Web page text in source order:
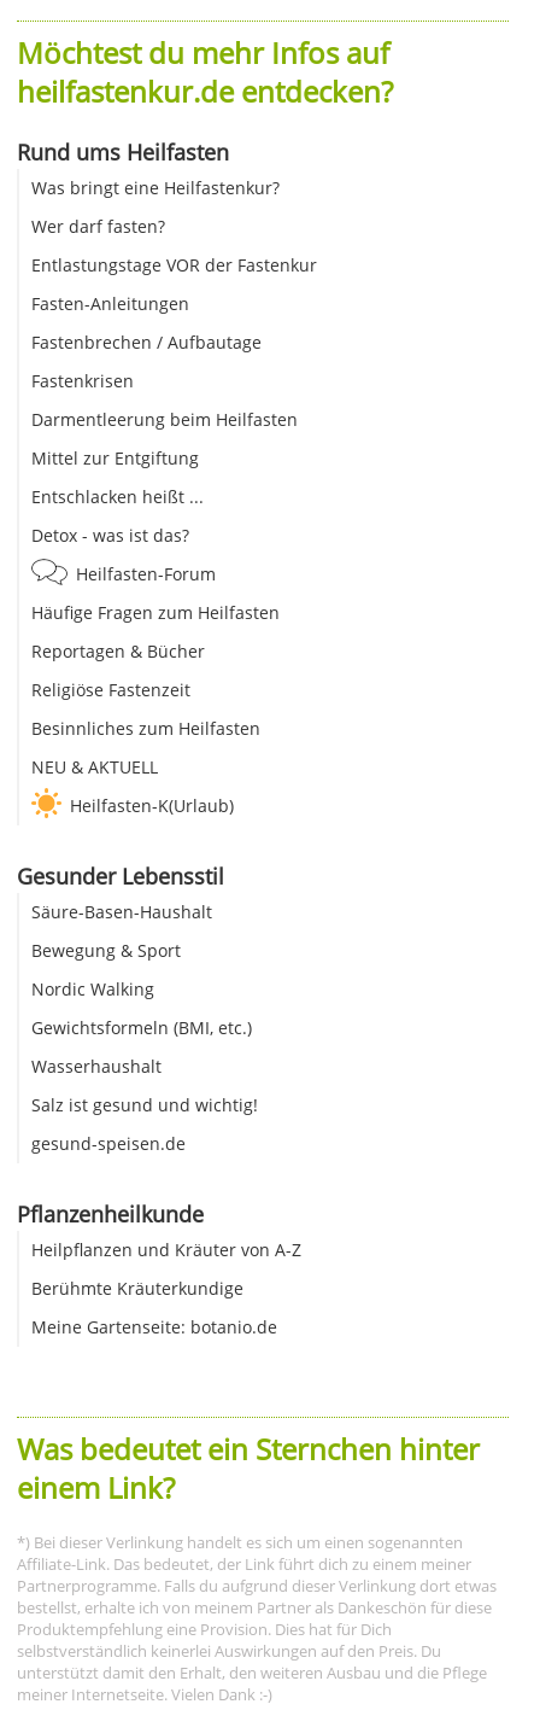
Möchtest du mehr Infos auf
heilfastenkur.de entdecken?
Rund ums Heilfasten
Was bringt eine Heilfastenkur?
Wer darf fasten?
Entlastungstage VOR der Fastenkur
Fasten-Anleitungen
Fastenbrechen / Aufbautage
Fastenkrisen
Darmentleerung beim Heilfasten
Mittel zur Entgiftung
Entschlacken heißt ...
Detox - was ist das?
Heilfasten-Forum
Häufige Fragen zum Heilfasten
Reportagen & Bücher
Religiöse Fastenzeit
Besinnliches zum Heilfasten
NEU & AKTUELL
Heilfasten-K(Urlaub)
Gesunder Lebensstil
Säure-Basen-Haushalt
Bewegung & Sport
Nordic Walking
Gewichtsformeln (BMI, etc.)
Wasserhaushalt
Salz ist gesund und wichtig!
gesund-speisen.de
Pflanzenheilkunde
Heilpflanzen und Kräuter von A-Z
Berühmte Kräuterkundige
Meine Gartenseite: botanio.de
Was bedeutet ein Sternchen hinter
einem Link?
*) Bei dieser Verlinkung handelt es sich um einen sogenannten
Affiliate-Link. Das bedeutet, der Link führt dich zu einem meiner
Partnerprogramme. Falls du aufgrund dieser Verlinkung dort etwas
bestellst, erhalte ich von meinem Partner als Dankeschön für diese
Produktempfehlung eine Provision. Dies hat für Dich
selbstverständlich keinerlei Auswirkungen auf den Preis. Du
unterstützt damit den Erhalt, den weiteren Ausbau und die Pflege
meiner Internetseite. Vielen Dank :-)